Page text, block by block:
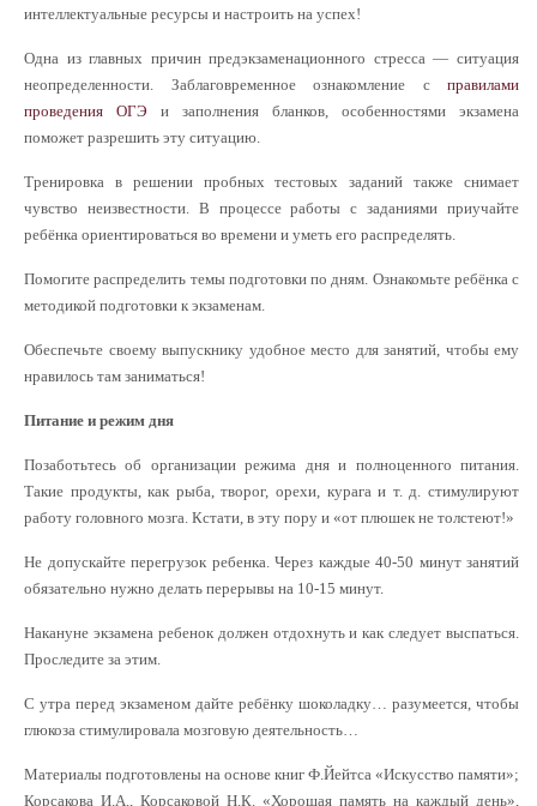
интеллектуальные ресурсы и настроить на успех!
Одна из главных причин предэкзаменационного стресса — ситуация
неопределенности. Заблаговременное ознакомление с правилами
проведения ОГЭ и заполнения бланков, особенностями экзамена
поможет разрешить эту ситуацию.
Тренировка в решении пробных тестовых заданий также снимает
чувство неизвестности. В процессе работы с заданиями приучайте
ребёнка ориентироваться во времени и уметь его распределять.
Помогите распределить темы подготовки по дням. Ознакомьте ребёнка с
методикой подготовки к экзаменам.
Обеспечьте своему выпускнику удобное место для занятий, чтобы ему
нравилось там заниматься!
Питание и режим дня
Позаботьтесь об организации режима дня и полноценного питания.
Такие продукты, как рыба, творог, орехи, курага и т. д. стимулируют
работу головного мозга. Кстати, в эту пору и «от плюшек не толстеют!»
Не допускайте перегрузок ребенка. Через каждые 40-50 минут занятий
обязательно нужно делать перерывы на 10-15 минут.
Накануне экзамена ребенок должен отдохнуть и как следует выспаться.
Проследите за этим.
С утра перед экзаменом дайте ребёнку шоколадку… разумеется, чтобы
глюкоза стимулировала мозговую деятельность…
Материалы подготовлены на основе книг Ф.Йейтса «Искусство памяти»;
Корсакова И.А., Корсаковой Н.К. «Хорошая память на каждый день»,